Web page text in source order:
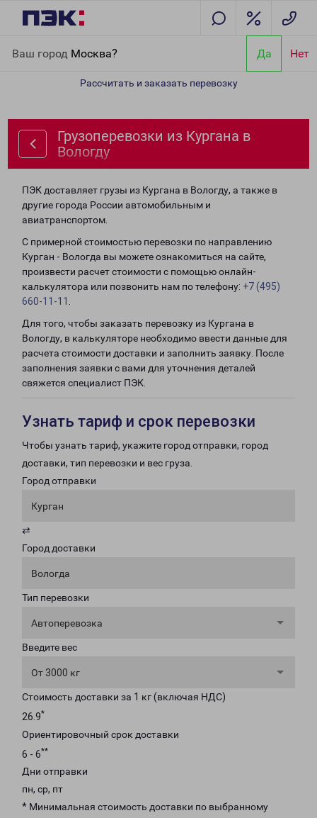
Ваш город Москва? Да Нет
Рассчитать и заказать перевозку
Грузоперевозки из Кургана в
Вологду
ПЭК доставляет грузы из Кургана в Вологду, а также в
другие города России автомобильным и
авиатранспортом.
С примерной стоимостью перевозки по направлению
Курган - Вологда вы можете ознакомиться на сайте,
произвести расчет стоимости с помощью онлайн-
калькулятора или позвонить нам по телефону: +7 (495)
660-11-11
Для того, чтобы заказать перевозку из Кургана в
Вологду, в калькуляторе необходимо ввести данные для
расчета стоимости доставки и заполнить заявку. После
заполнения заявки с вами для уточнения деталей
свяжется специалист ПЭК.
Узнать тариф и срок перевозки
Чтобы узнать тариф, укажите город отправки, город
доставки, тип перевозки и вес груза.
Город отправки
Курган
⇄
Город доставки
Вологда
Тип перевозки
Автоперевозка
Введите вес
От 3000 кг
Стоимость доставки за 1 кг (включая НДС)
26.9*
Ориентировочный срок доставки
6 - 6**
Дни отправки
пн, ср, пт
* Минимальная стоимость доставки по выбранному